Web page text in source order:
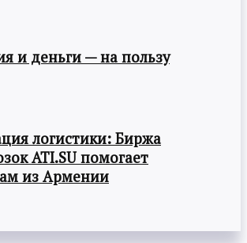
и деньги — на пользу
логистики: Биржа
ATI.SU помогает
из Армении